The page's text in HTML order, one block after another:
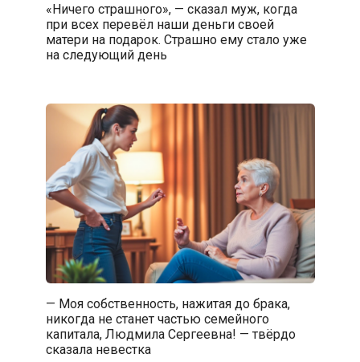
«Ничего страшного», — сказал муж, когда
при всех перевёл наши деньги своей
матери на подарок. Страшно ему стало уже
на следующий день
— Моя собственность, нажитая до брака,
никогда не станет частью семейного
капитала, Людмила Сергеевна! — твёрдо
сказала невестка